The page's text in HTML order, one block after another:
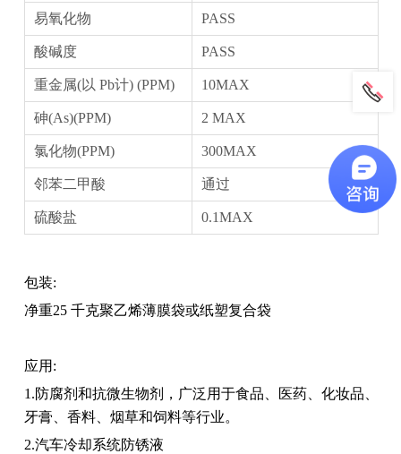
易氧化物 PASS
酸碱度 PASS
重金属(以 Pb计) (PPM) 10MAX
砷(As)(PPM) 2 MAX
氯化物(PPM) 300MAX
邻苯二甲酸 通过
硫酸盐 0.1MAX
包装:
净重25 千克聚乙烯薄膜袋或纸塑复合袋
应用:
1.防腐剂和抗微生物剂，广泛用于食品、医药、化妆品、
牙膏、香料、烟草和饲料等行业。
2.汽车冷却系统防锈液